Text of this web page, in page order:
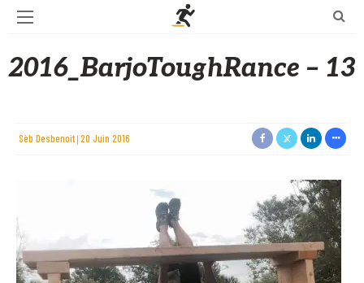
2016_BarjoToughRance – 13
Sèb Desbenoit 20 Juin 2016